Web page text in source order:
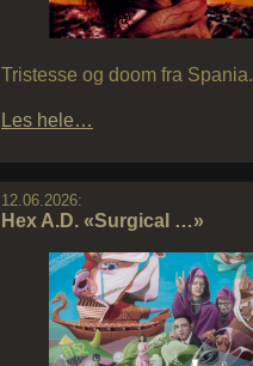
Tristesse og doom fra Spania.
Les hele…
12.06.2026:
Hex A.D. «Surgical …»